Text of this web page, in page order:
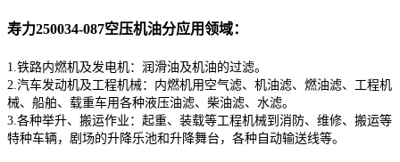
寿力250034-087空压机油分应用领域：
1.铁路内燃机及发电机：润滑油及机油的过滤。
2.汽车发动机及工程机械：内燃机用空气滤、机油滤、燃油滤、工程机
械、船舶、载重车用各种液压油滤、柴油滤、水滤。
3.各种举升、搬运作业：起重、装载等工程机械到消防、维修、搬运等
特种车辆，剧场的升降乐池和升降舞台，各种自动输送线等。